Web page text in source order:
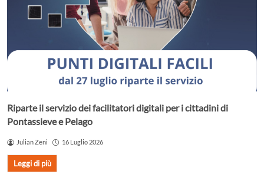
Riparte il servizio dei facilitatori digitali per i cittadini di
Pontassieve e Pelago
Julian Zeni 16 Luglio 2026
Leggi di più